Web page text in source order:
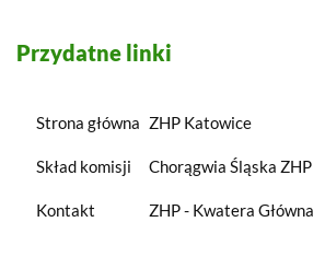
Przydatne linki
Strona główna
Skład komisji
Kontakt
ZHP Katowice
Chorągwia Śląska ZHP
ZHP - Kwatera Główna